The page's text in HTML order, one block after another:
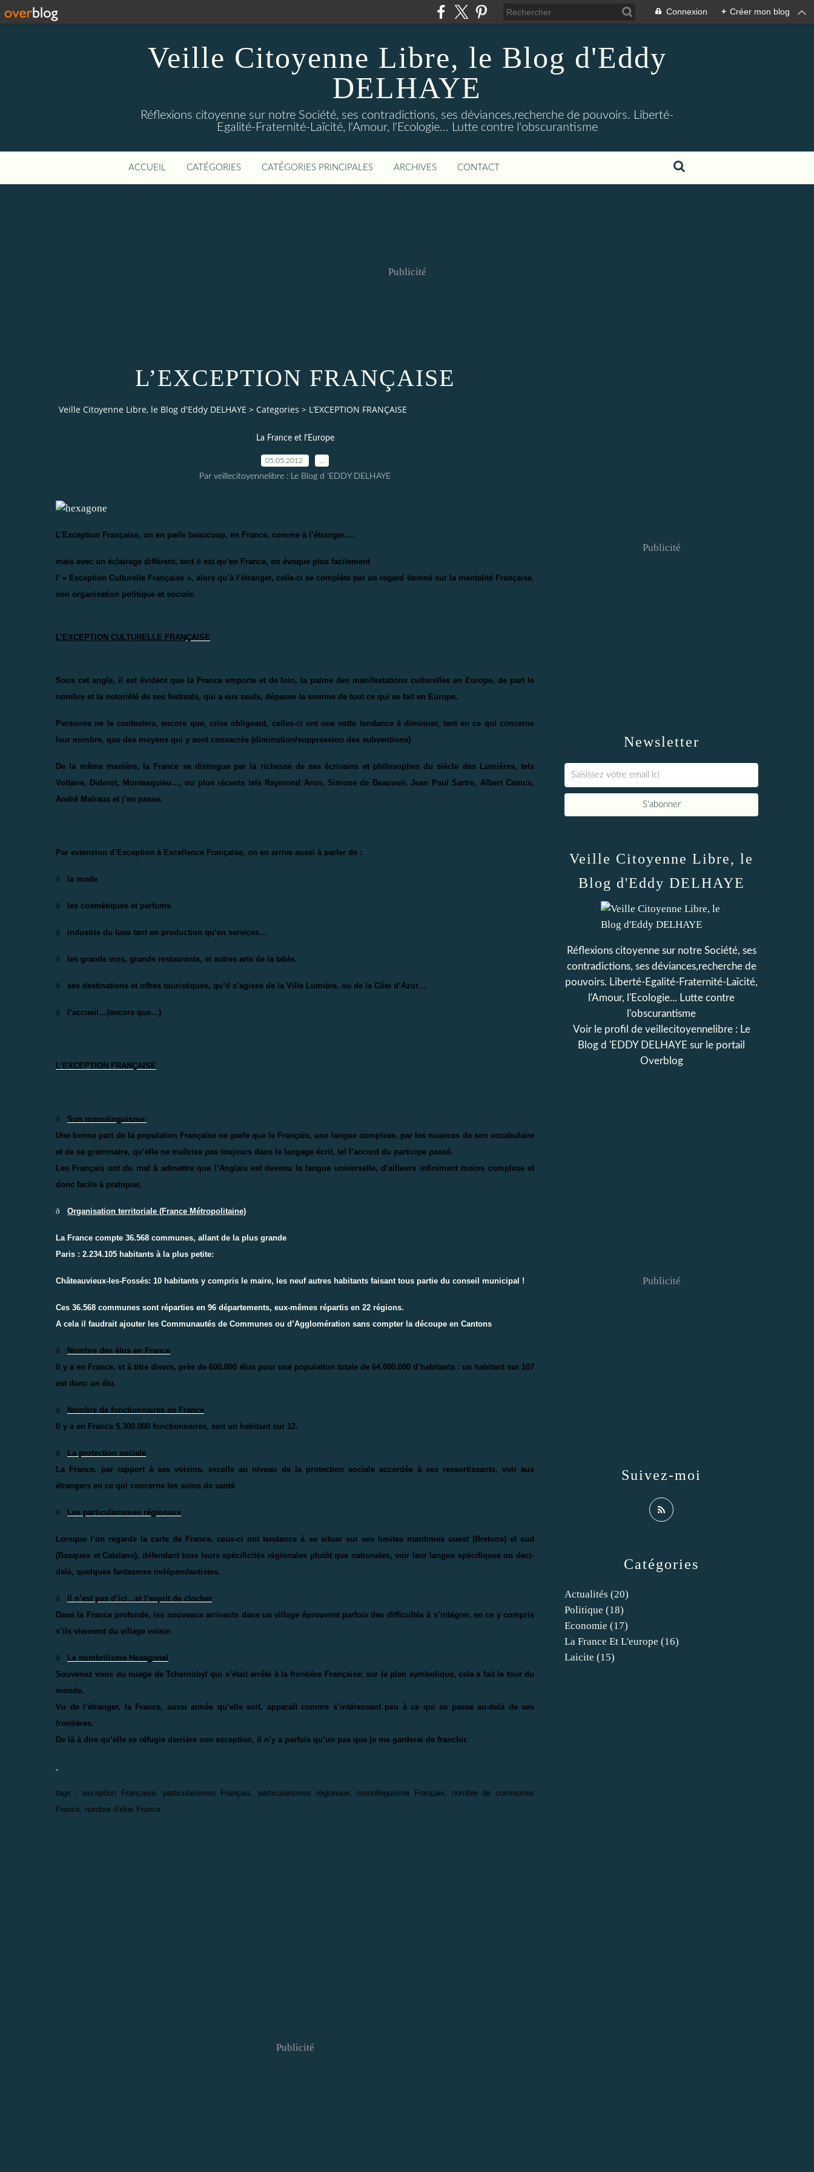
Connexion + Créer mon blog
Veille Citoyenne Libre, le Blog d'Eddy
DELHAYE
Réflexions citoyenne sur notre Société, ses contradictions, ses déviances,recherche de pouvoirs. Liberté-
Egalité-Fraternité-Laïcité, l'Amour, l'Ecologie... Lutte contre l'obscurantisme
ACCUEIL CATÉGORIES CATÉGORIES PRINCIPALES ARCHIVES CONTACT
Publicité
L’EXCEPTION FRANÇAISE
Veille Citoyenne Libre, le Blog d'Eddy DELHAYE > Categories > L’EXCEPTION FRANÇAISE
La France et l'Europe
05.05.2012
Par veillecitoyennelibre : Le Blog d 'EDDY DELHAYE
L’Exception Française, on en parle beaucoup, en France, comme à l’étranger…,
mais avec un éclairage différent, tant il est qu’en France, on évoque plus facilement
l’ « Exception Culturelle Française », alors qu’à l’étranger, celle-ci se complète par un regard étonné sur la mentalité Française,
son organisation politique et sociale.
L’EXCEPTION CULTURELLE FRANÇAISE
Sous cet angle, il est évident que la France emporte et de loin, la palme des manifestations culturelles en Europe, de part le
nombre et la notoriété de ses festivals, qui a eux seuls, dépasse la somme de tout ce qui se fait en Europe.
Personne ne le contestera, encore que, crise obligeant, celles-ci ont une nette tendance à diminuer, tant en ce qui concerne
leur nombre, que des moyens qui y sont consacrés (diminution/suppression des subventions)
De la même manière, la France se distingue par la richesse de ses écrivains et philosophes du siècle des Lumières, tels
Voltaire, Diderot, Montesquieu…, ou plus récents tels Raymond Aron, Simone de Beauvoir, Jean Paul Sartre, Albert Camus,
André Malraux et j’en passe.
Par extension d’Exception à Excellence Française, on en arrive aussi à parler de :
ð la mode
ð les cosmétiques et parfums
ð industrie du luxe tant en production qu’en services…
ð les grands vins, grands restaurants, et autres arts de la table.
ð ses destinations et offres touristiques, qu’il s’agisse de la Ville Lumière, ou de la Côte d’Azur…
ð l’accueil…(encore que…)
L’EXCEPTION FRANÇAISE
ð
Son monolinguisme:
Une bonne part de la population Française ne parle que le Français, une langue complexe, par les nuances de son vocabulaire
et de sa grammaire, qu’elle ne maîtrise pas toujours dans le langage écrit, tel l’accord du participe passé.
Les Français ont du mal à admettre que l’Anglais est devenu la langue universelle, d’ailleurs infiniment moins complexe et
donc facile à pratiquer.
ð Organisation territoriale (France Métropolitaine)
La France compte 36.568 communes, allant de la plus grande
Paris : 2.234.105 habitants à la plus petite:
Châteauvieux-les-Fossés: 10 habitants y compris le maire, les neuf autres habitants faisant tous partie du conseil municipal !
Ces 36.568 communes sont réparties en 96 départements, eux-mêmes répartis en 22 régions.
A cela il faudrait ajouter les Communautés de Communes ou d’Agglomération sans compter la découpe en Cantons
ð
Nombre des élus en France
Il y a en France, et à titre divers, près de 600.000 élus pour une population totale de 64.000.000 d’habitants : un habitant sur 107
est donc un élu.
ð
Nombre de fonctionnaires en France
Il y a en France 5.300.000 fonctionnaires, soit un habitant sur 12.
ð
La protection sociale
La France, par rapport à ses voisins, excelle au niveau de la protection sociale accordée à ses ressortissants, voir aux
étrangers en ce qui concerne les soins de santé
ð Les particularismes régionaux
Lorsque l’on regarde la carte de France, ceux-ci ont tendance à se situer sur ses limites maritimes ouest (Bretons) et sud
(Basques et Catalans), défendant tous leurs spécificités régionales plutôt que nationales, voir leur langue spécifiques ou deci-
delà, quelques fantasmes indépendantistes.
ð
Il n’est pas d’ici…et l’esprit de clocher
Dans la France profonde, les nouveaux arrivants dans un village éprouvent parfois des difficultés à s’intégrer, en ce y compris
s’ils viennent du village voisin
ð
Le nombrilisme Hexagonal
Souvenez vous du nuage de Tchernobyl qui s’était arrêté à la frontière Française: sur le plan symbolique, cela a fait le tour du
monde.
Vu de l’étranger, la France, aussi aimée qu’elle soit, apparaît comme s’intéressant peu à ce qui se passe au-delà de ses
frontières.
De là à dire qu’elle se réfugie derrière son exception, il n’y a parfois qu’un pas que je me garderai de franchir.
tags : exception Française, particularismes Français, particularismes régionaux, monolinguisme Français, nombre de communes
France, nombre d’élus France
Publicité
Newsletter
Publicité
Catégories
Actualités (20)
Politique (18)
Economie (17)
La France Et L'europe (16)
Laicite (15)
Veille Citoyenne Libre, le
Blog d'Eddy DELHAYE
Réflexions citoyenne sur notre Société, ses
contradictions, ses déviances,recherche de
pouvoirs. Liberté-Egalité-Fraternité-Laïcité,
l'Amour, l'Ecologie... Lutte contre
l'obscurantisme
Voir le profil de veillecitoyennelibre : Le
Blog d 'EDDY DELHAYE sur le portail
Overblog
Suivez-moi
Publicité